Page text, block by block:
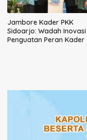
Jambore Kader PKK
Sidoarjo: Wadah
Penguatan Peran Kader